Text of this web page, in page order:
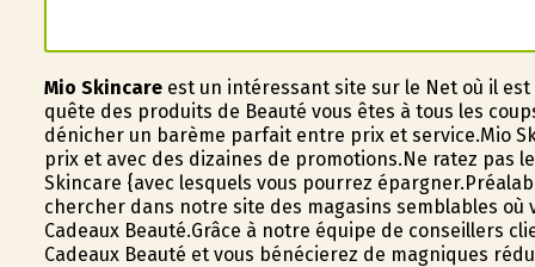
Mio Skincareest un intéressant site sur le Net où il est
quête des produits de Beauté vous êtes à tous les
dénicher un barème parfait entre prix et service.Mio
prix et avec des dizaines de promotions.Ne ratez pas
Skincare {avec lesquels vous pourrez
chercher dans notre site des magasins semblables
Cadeaux Beauté.Grâce à notre équipe de conseillers
Cadeaux Beauté et vous bénéficierez de magnifiques